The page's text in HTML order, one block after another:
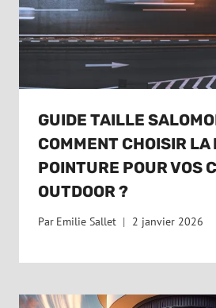
GUIDE TAILLE
COMMENT CHOISIR LA
POINTURE POUR VOS
OUTDOOR ?
Par Emilie Sallet 2 janvier 2026